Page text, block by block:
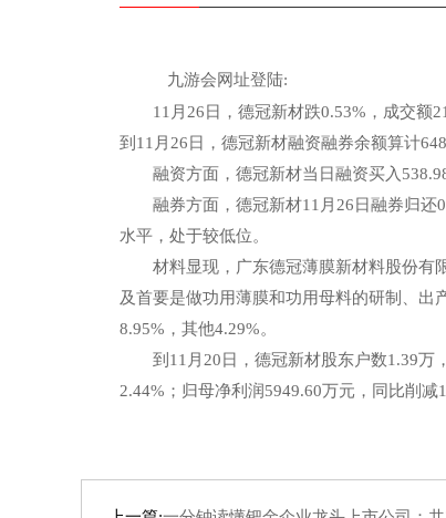
九游会网址登陆:
11月26日，德冠新材跌0.53%，成交额
到11月26日，德冠新材融资融券余额算计
融资方面，德冠新材当日融资买入538.98
融券方面，德冠新材11月26日融券归还
水平，处于较低位。
材料显现，广东德冠薄膜新材料股份有限
及首要是做功用薄膜和功用母料的研制、出
8.95%，其他4.29%。
到11月20日，德冠新材股东户数1.39万，
2.44%；归母净利润5949.60万元，同比削减